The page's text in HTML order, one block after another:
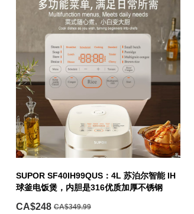
SUPOR SF40IH99QUS：4L 苏泊尔智能 IH
球釜电饭煲，内胆是316优质加厚不锈钢
CA$248 CA$349.99